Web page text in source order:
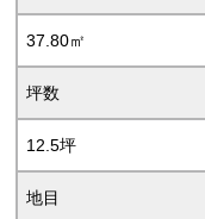
37.80㎡
坪数
12.5坪
地目